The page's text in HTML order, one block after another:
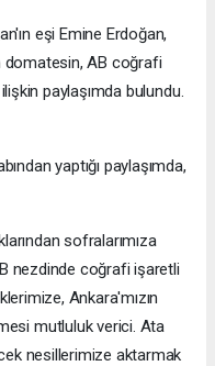
eşi Emine Erdoğan,
domatesin, AB coğrafi
paylaşımda bulundu.
yaptığı paylaşımda,
sofralarımıza
nezdinde coğrafi işaretli
Ankara'mızın
mutluluk verici. Ata
nesillerimize aktarmak